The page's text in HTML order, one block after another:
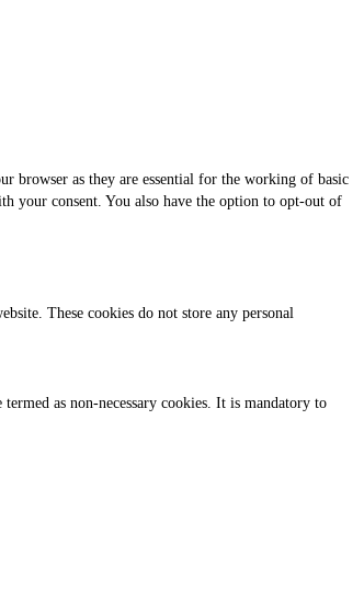
browser as they are essential for the working of basic
your consent. You also have the option to opt-out of
These cookies do not store any personal
as non-necessary cookies. It is mandatory to